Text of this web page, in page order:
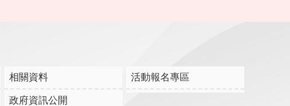
相關資料
政府資訊公開
活動報名專區